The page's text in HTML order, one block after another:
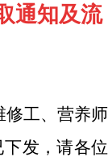
通知及流
修工、营养师
发，请各位